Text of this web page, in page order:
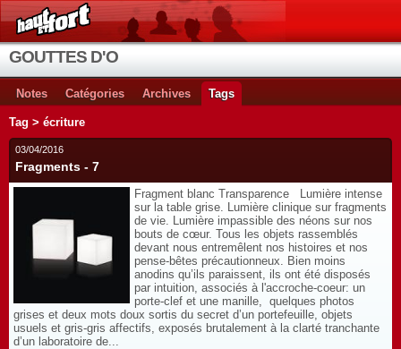
GOUTTES D'O
Notes Catégories Archives Tags
Tag > écriture
03/04/2016
Fragments - 7
Fragment blanc Transparence Lumière intense
sur la table grise. Lumière clinique sur fragments
de vie. Lumière impassible des néons sur nos
bouts de cœur. Tous les objets rassemblés
devant nous entremêlent nos histoires et nos
pense-bêtes précautionneux. Bien moins
anodins qu’ils paraissent, ils ont été disposés
par intuition, associés à l'accroche-coeur: un
porte-clef et une manille, quelques photos
grises et deux mots doux sortis du secret d’un portefeuille, objets
usuels et gris-gris affectifs, exposés brutalement à la clarté tranchante
d’un laboratoire de...